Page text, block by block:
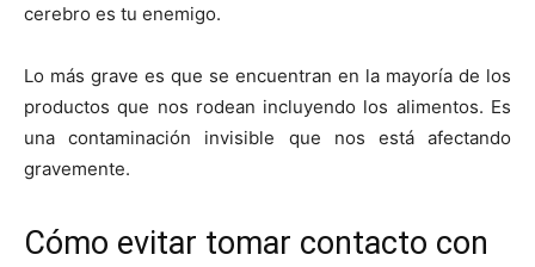
cerebro es tu enemigo.
Lo más grave es que se encuentran en la mayoría de los
productos que nos rodean incluyendo los alimentos. Es
una contaminación invisible que nos está afectando
gravemente.
Cómo evitar tomar contacto con